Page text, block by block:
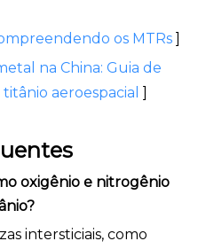
os MTRs
na China: Guia de
aeroespacial
oxigênio e nitrogênio
intersticiais, como